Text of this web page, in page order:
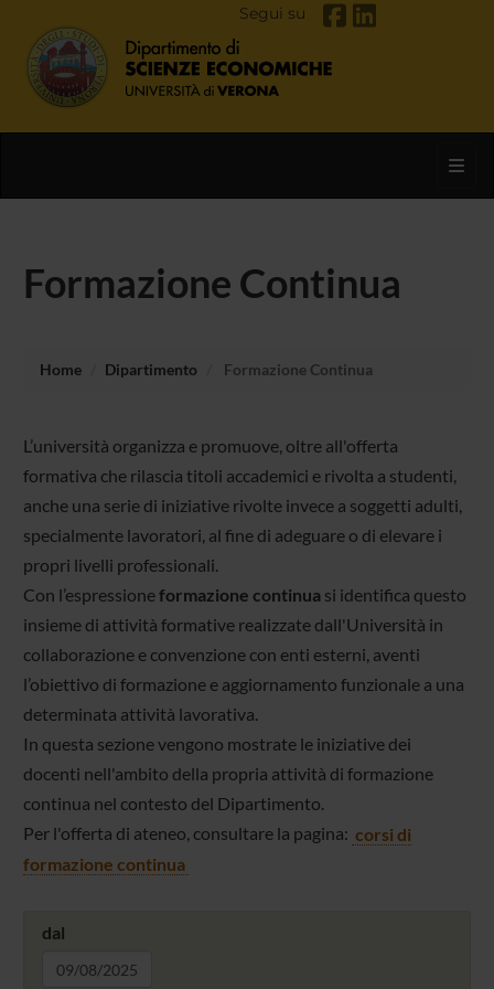
Segui su
Formazione Continua
Home Dipartimento Formazione Continua
L’università organizza e promuove, oltre all'offerta
formativa che rilascia titoli accademici e rivolta a studenti,
anche una serie di iniziative rivolte invece a soggetti adulti,
specialmente lavoratori, al fine di adeguare o di elevare i
propri livelli professionali.
Con l’espressioneformazione continuasi identifica questo
insieme di attività formative realizzate dall'Università in
collaborazione e convenzione con enti esterni, aventi
l’obiettivo di formazione e aggiornamento funzionale a una
determinata attività lavorativa.
In questa sezione vengono mostrate le iniziative dei
docenti nell'ambito della propria attività di formazione
continua nel contesto del Dipartimento.
Per l'offerta di ateneo, consultare la pagina: corsi di
formazione continua
dal